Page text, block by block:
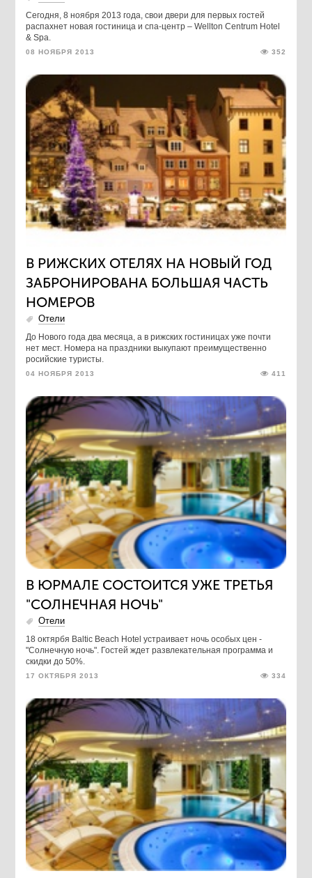
Сегодня, 8 ноября 2013 года, свои двери для первых гостей
распахнет новая гостиница и спа-центр – Wellton Centrum Hotel
& Spa.
08 НОЯБРЯ 2013 352
В РИЖСКИХ ОТЕЛЯХ НА НОВЫЙ ГОД
ЗАБРОНИРОВАНА БОЛЬШАЯ ЧАСТЬ
НОМЕРОВ
Отели
До Нового года два месяца, а в рижских гостиницах уже почти
нет мест. Номера на праздники выкупают преимущественно
росийские туристы.
04 НОЯБРЯ 2013 411
В ЮРМАЛЕ СОСТОИТСЯ УЖЕ ТРЕТЬЯ
"СОЛНЕЧНАЯ НОЧЬ"
Отели
18 октярбя Baltic Beach Hotel устраивает ночь особых цен -
"Солнечную ночь". Гостей ждет развлекательная программа и
скидки до 50%.
17 ОКТЯБРЯ 2013 334